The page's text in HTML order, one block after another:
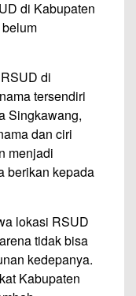
di Kabupaten
di
tersendiri
Singkawang,
dan ciri
menjadi
berikan kepada
lokasi RSUD
tidak bisa
kedepanya.
Kabupaten